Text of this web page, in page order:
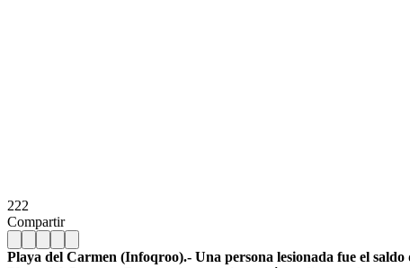
222
Compartir
Playa del Carmen (Infoqroo).- Una persona lesionada fue el